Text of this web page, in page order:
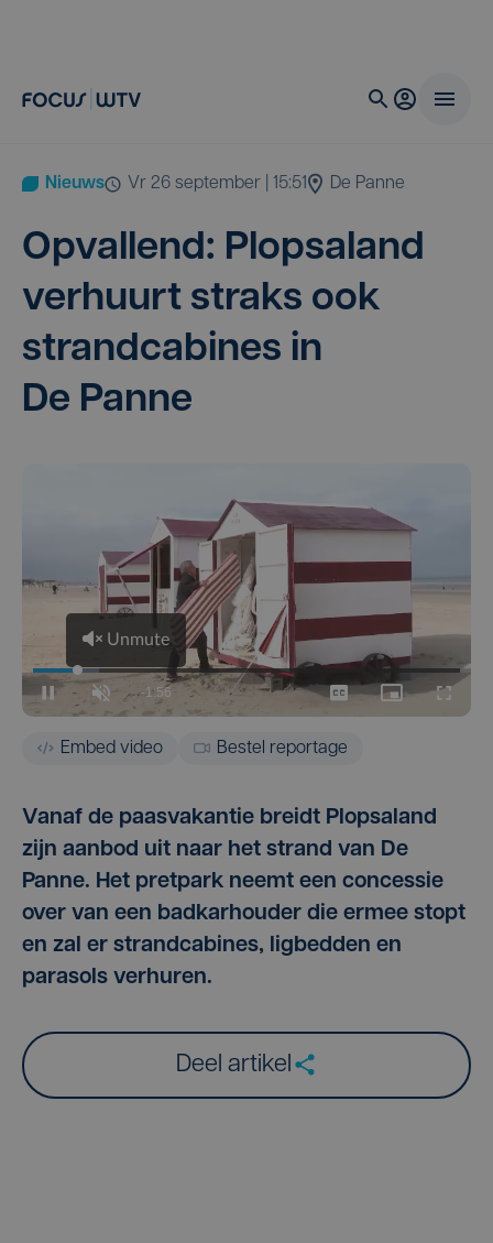
Nieuws vr 26 september | 15:51 De Panne
Opval­lend: Plop­sa­land
ver­huurt straks ook
strand­ca­bi­nes in
De Panne
Embed video Bestel reportage
Vanaf de paasvakantie breidt Plopsaland
zijn aanbod uit naar het strand van De
Panne. Het pretpark neemt een concessie
over van een badkarhouder die ermee stopt
en zal er strandcabines, ligbedden en
parasols verhuren.
Deel artikel